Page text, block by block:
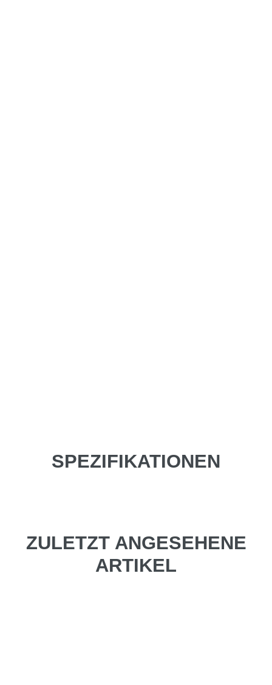
SPEZIFIKATIONEN
ZULETZT ANGESEHENE
ARTIKEL